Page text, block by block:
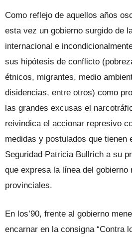
Como reflejo de aquellos años
esta vez un gobierno surgido de
internacional e
sus hipótesis de conflicto
étnicos, migrantes, medio
disidencias, entre otros) como
las grandes excusas el
reivindica el accionar represivo
medidas y postulados que tienen
Seguridad Patricia Bullrich a su
que expresa la línea del gobierno
provinciales.
En los’90, frente al gobierno
encarnar en la consigna “Contra